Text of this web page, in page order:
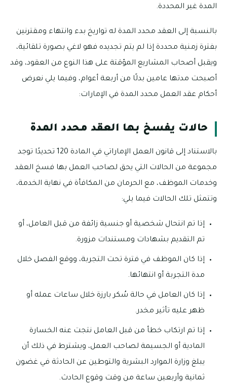
المدة غير المحددة.
بالنسبة إلى العقد محدد المدة له تواريخ بدء وانتهاء ومقترنين
بفترة زمنية محددة إذا لم يتم تجديده فهو لاغي بصورة تلقائية،
ويقبل أصحاب المشاريع المؤقتة على هذا النوع من العقود، وقد
أصبحت مدتها عامين بدلًا من أربعة أعوام، وفيما يلي نعرض
أحكام عقد العمل محدد المدة في الإمارات:
حالات يفسخ بها العقد محدد المدة
بالاستناد إلى قانون العمل الإماراتي في المادة 120 تحديدًا توجد
مجموعة من الحالات التي يحق لصاحب العمل بها فسخ العقد
وخدمات الموظف، مع الحرمان من المكافأة في نهاية الخدمة،
وتتمثل تلك الحالات فيما يلي:
إذا تم انتحال شخصية أو جنسية زائفة من قبل العامل، أو
تم التقديم بشهادات ومستندات مزورة.
إذا كان الموظف في فترة تحت التجربة، ووقع الفصل خلال
مدة التجربة أو انتهائها.
إذا كان العامل في حالة سُكر بارزة خلال ساعات عمله أو
ظهر عليه تأثير مخدر.
إذا تم ارتكاب خطأ من قبل العامل نتجت عنه الخسارة
المادية أو الجسيمة لصاحب العمل، ويشترط في ذلك أن
يبلغ وزارة الموارد البشرية والتوطين عن الحادثة في غضون
ثمانية وأربعين ساعة من وقت وقوع الحادث.